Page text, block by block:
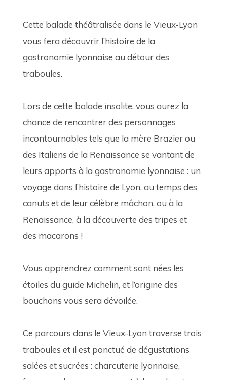
Cette balade théâtralisée dans le Vieux-Lyon
vous fera découvrir l’histoire de la
gastronomie lyonnaise au détour des
traboules.
Lors de cette balade insolite, vous aurez la
chance de rencontrer des personnages
incontournables tels que la mère Brazier ou
des Italiens de la Renaissance se vantant de
leurs apports à la gastronomie lyonnaise : un
voyage dans l’histoire de Lyon, au temps des
canuts et de leur célèbre mâchon, ou à la
Renaissance, à la découverte des tripes et
des macarons !
Vous apprendrez comment sont nées les
étoiles du guide Michelin, et l’origine des
bouchons vous sera dévoilée.
Ce parcours dans le Vieux-Lyon traverse trois
traboules et il est ponctué de dégustations
salées et sucrées : charcuterie lyonnaise,